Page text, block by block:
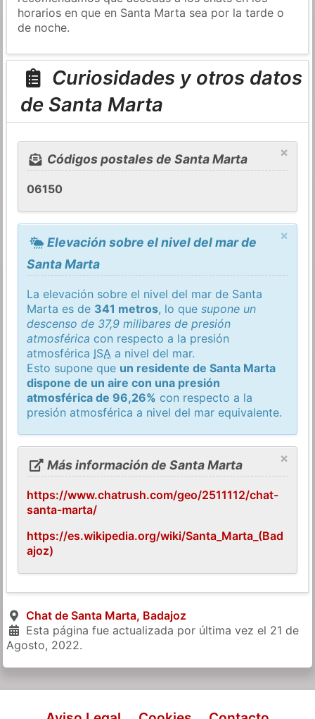
horarios en que en Santa Marta sea por la tarde o
de noche.
Curiosidades y otros datos
de Santa Marta
×
Códigos postales de Santa Marta
06150
×
Elevación sobre el nivel del mar de
Santa Marta
La elevación sobre el nivel del mar de Santa
Marta es de 341 metros, lo quesupone un
descenso de 37,9 milibares de presión
atmosférica con respecto a la presión
atmosférica ISA a nivel del mar.
Esto supone que un residente de Santa Marta
dispone de un aire con una presión
atmosférica de 96,26% con respecto a la
presión atmosférica a nivel del mar equivalente.
×
Más información de Santa Marta
https://www.chatrush.com/geo/2511112/chat-
santa-marta/
https://es.wikipedia.org/wiki/Santa_Marta_(Bad
ajoz)
Chat de Santa Marta, Badajoz
Esta página fue actualizada por última vez el 21 de
Agosto, 2022.